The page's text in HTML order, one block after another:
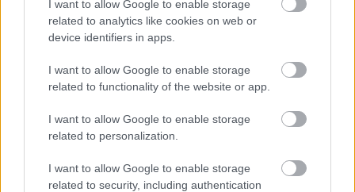
I want to allow Google to enable storage
related to analytics like cookies on web or
device identifiers in apps.
I want to allow Google to enable storage
related to functionality of the website or app.
I want to allow Google to enable storage
related to personalization.
I want to allow Google to enable storage
related to security, including authentication
Gyárleállításokkal és átszervezett termeléssel
tehermentesíti a villamosenergia-rendszert a
STRABAG
HÍRLEVÉL